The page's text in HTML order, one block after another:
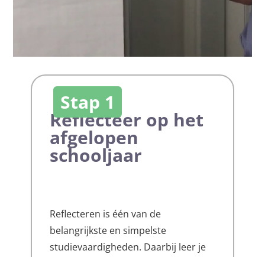
Stap 1
Reflecteer op het
afgelopen
schooljaar
Reflecteren is één van de
belangrijkste en simpelste
studievaardigheden. Daarbij leer je